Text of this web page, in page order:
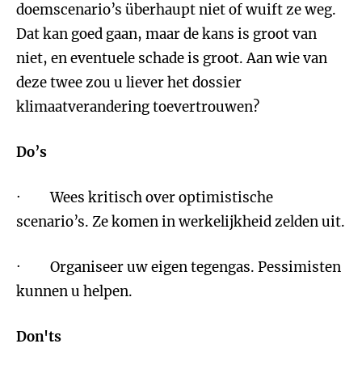
doemscenario’s überhaupt niet of wuift ze weg.
Dat kan goed gaan, maar de kans is groot van
niet, en eventuele schade is groot. Aan wie van
deze twee zou u liever het dossier
klimaatverandering toevertrouwen?
Do’s
· Wees kritisch over optimistische
scenario’s. Ze komen in werkelijkheid zelden uit.
· Organiseer uw eigen tegengas. Pessimisten
kunnen u helpen.
Don'ts